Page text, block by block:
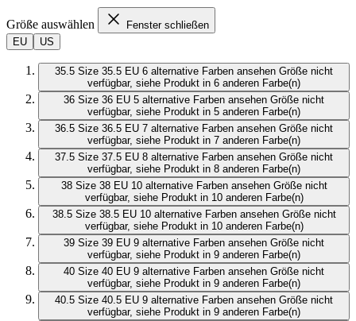
Größe auswählen
Fenster schließen
EU
US
35.5 Size 35.5 EU 6 alternative Farben ansehen Größe nicht
verfügbar, siehe Produkt in 6 anderen Farbe(n)
36 Size 36 EU 5 alternative Farben ansehen Größe nicht
verfügbar, siehe Produkt in 5 anderen Farbe(n)
36.5 Size 36.5 EU 7 alternative Farben ansehen Größe nicht
verfügbar, siehe Produkt in 7 anderen Farbe(n)
37.5 Size 37.5 EU 8 alternative Farben ansehen Größe nicht
verfügbar, siehe Produkt in 8 anderen Farbe(n)
38 Size 38 EU 10 alternative Farben ansehen Größe nicht
verfügbar, siehe Produkt in 10 anderen Farbe(n)
38.5 Size 38.5 EU 10 alternative Farben ansehen Größe nicht
verfügbar, siehe Produkt in 10 anderen Farbe(n)
39 Size 39 EU 9 alternative Farben ansehen Größe nicht
verfügbar, siehe Produkt in 9 anderen Farbe(n)
40 Size 40 EU 9 alternative Farben ansehen Größe nicht
verfügbar, siehe Produkt in 9 anderen Farbe(n)
40.5 Size 40.5 EU 9 alternative Farben ansehen Größe nicht
verfügbar, siehe Produkt in 9 anderen Farbe(n)